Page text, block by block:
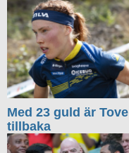
Med 23 guld är Tove
tillbaka